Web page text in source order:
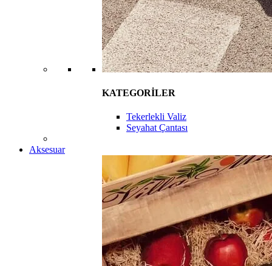
KATEGORİLER
Tekerlekli Valiz
Seyahat Çantası
Aksesuar